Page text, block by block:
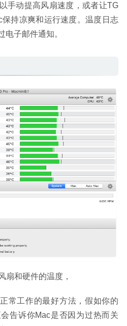
手动提高风扇速度，或者让TG
持凉爽和运行速度。温度日志
电子邮件通知。
扇和硬件的温度，
常工作的最好方法，假如你的
告诉你Mac是否因为过热而关